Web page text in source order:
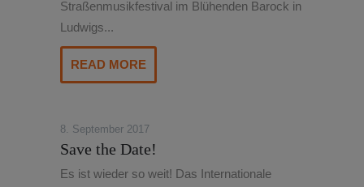
Straßenmusikfestival im Blühenden Barock in
Ludwigs...
READ MORE
8. September 2017
Save the Date!
Es ist wieder so weit! Das Internationale